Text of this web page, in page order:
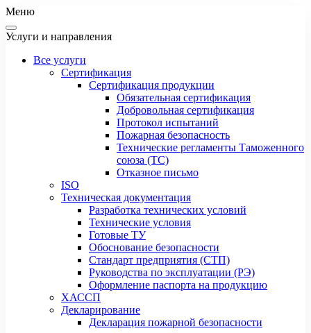
Меню
Услуги и направления
Все услуги
Сертификация
Сертификация продукции
Обязательная сертификация
Добровольная сертификация
Протокол испытаний
Пожарная безопасность
Технические регламенты Таможенного
союза (ТС)
Отказное письмо
ISO
Техническая документация
Разработка технических условий
Технические условия
Готовые ТУ
Обоснование безопасности
Стандарт предприятия (СТП)
Руководства по эксплуатации (РЭ)
Оформление паспорта на продукцию
ХАССП
Декларирование
Декларация пожарной безопасности